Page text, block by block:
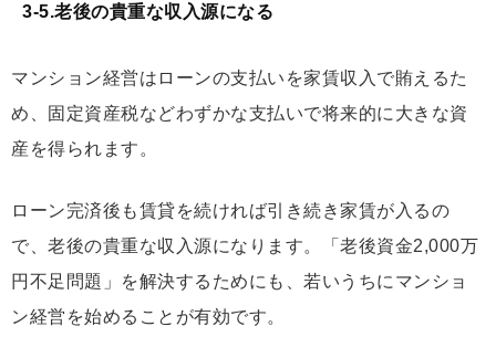
3-5.老後の貴重な収入源になる
マンション経営はローンの支払いを家賃収入で賄えるた
め、固定資産税などわずかな支払いで将来的に大きな資
産を得られます。
ローン完済後も賃貸を続ければ引き続き家賃が入るの
で、老後の貴重な収入源になります。「老後資金2,000万
円不足問題」を解決するためにも、若いうちにマンショ
ン経営を始めることが有効です。